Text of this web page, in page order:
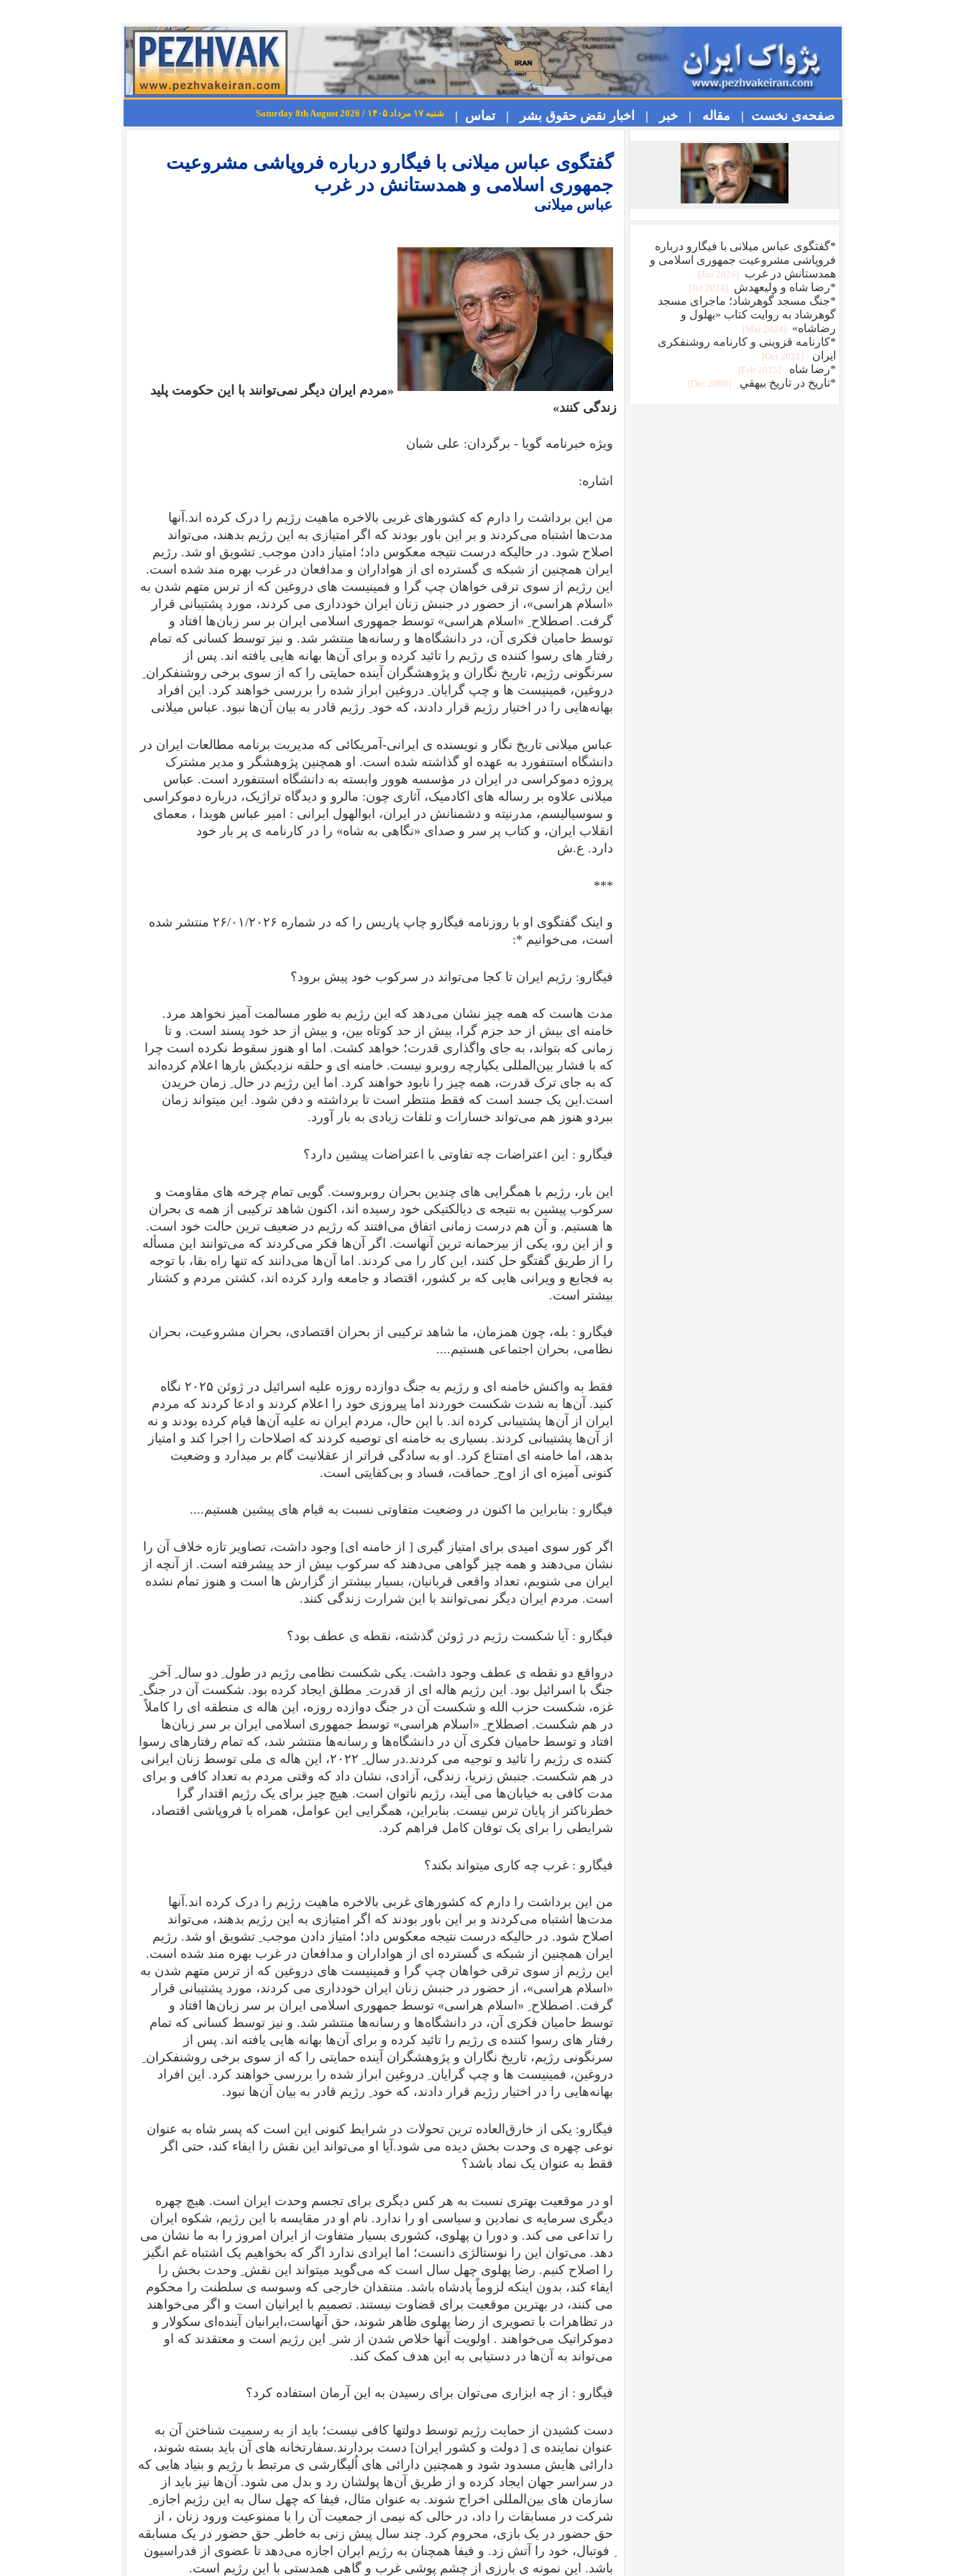
صفحه‌ی نخست | مقاله | خبر | اخبار نقض حقوق بشر | تماس | شنبه ۱۷ مرداد ۱۴۰۵ / Saturday 8th August 2026
گفتگوی عباس میلانی با فیگارو درباره فروپاشی مشروعیت
جمهوری اسلامی و همدستانش در غرب
عباس میلانی
«مردم ایران دیگر نمی‌توانند با این حکومت پلید
زندگی کنند»
ویژه خبرنامه گویا - برگردان: علی شبان
اشاره:
من این برداشت را دارم که کشورهای غربی بالاخره ماهیت رژیم را درک کرده اند.آنها
مدت‌ها اشتباه می‌کردند و بر این باور بودند که اگر امتیازی به این رژیم بدهند، می‌تواند
اصلاح شود. در حالیکه درست نتیجه معکوس داد؛ امتیاز دادن موجب ِ تشویق او شد. رژیم
ایران همچنین از شبکه ی گسترده ای از هواداران و مدافعان در غرب بهره مند شده است.
این رژیم از سوی ترقی خواهان چپ گرا و فمینیست های دروغین که از ترس متهم شدن به
«اسلام هراسی»، از حضور در جنبش زنان ایران خودداری می کردند، مورد پشتیبانی قرار
گرفت. اصطلاح ِ «اسلام هراسی» توسط جمهوری اسلامی ایران بر سر زبان‌ها افتاد و
توسط حامیان فکری آن، در دانشگاه‌ها و رسانه‌ها منتشر شد. و نیز توسط کسانی که تمام
رفتار های رسوا کننده ی رژیم را تائید کرده و برای آن‌ها بهانه هایی یافته اند. پس از
سرنگونی رژیم، تاریخ نگاران و پژوهشگران آینده حمایتی را که از سوی برخی روشنفکران ِ
دروغین، فمینیست ها و چپ گرایان ِ دروغین ابراز شده را بررسی خواهند کرد. این افراد
بهانه‌هایی را در اختیار رژیم قرار دادند، که خود ِ رژیم قادر به بیان آن‌ها نبود. عباس میلانی
عباس میلانی تاریخ نگار و نویسنده ی ایرانی-آمریکائی که مدیریت برنامه مطالعات ایران در
دانشگاه استنفورد به عهده او گذاشته شده است. او همچنین پژوهشگر و مدیر مشترک
پروژه دموکراسی در ایران در مؤسسه هوور وابسته به دانشگاه استنفورد است. عباس
میلانی علاوه بر رساله های اکادمیک، آثاری چون: مالرو و دیدگاه تراژیک، درباره دموکراسی
و سوسیالیسم، مدرنیته و دشمنانش در ایران، ابوالهول ایرانی : امیر عباس هویدا ، معمای
انقلاب ایران، و کتاب پر سر و صدای «نگاهی به شاه» را در کارنامه ی پر بار خود
دارد. ع.ش
***
و اینک گفتگوی او با روزنامه فیگارو چاپ پاریس را که در شماره ۲۶/۰۱/۲۰۲۶ منتشر شده
است، می‌خوانیم *:
فیگارو: رژیم ایران تا کجا می‌تواند در سرکوب خود پیش برود؟
مدت هاست که همه چیز نشان می‌دهد که این رژیم به طور مسالمت آمیز نخواهد مرد.
خامنه ای بیش از حد جزم گرا، بیش از حد کوتاه بین، و بیش از حد خود پسند است. و تا
زمانی که بتواند، به جای واگذاری قدرت؛ خواهد کشت. اما او هنوز سقوط نکرده است چرا
که با فشار بین‌المللی یکپارچه روبرو نیست. خامنه ای و حلقه نزدیکش بارها اعلام کرده‌اند
که به جای ترک قدرت، همه چیز را نابود خواهند کرد. اما این رژیم در حال ِ زمان خریدن
است.این یک جسد است که فقط منتظر است تا برداشته و دفن شود. این میتواند زمان
ببردو هنوز هم می‌تواند خسارات و تلفات زیادی به بار آورد.
فیگارو : این اعتراضات چه تفاوتی با اعتراضات پیشین دارد؟
این بار، رژیم با همگرایی های چندین بحران روبروست. گویی تمام چرخه های مقاومت و
سرکوب پیشین به نتیجه ی دیالکتیکی خود رسیده اند، اکنون شاهد ترکیبی از همه ی بحران
ها هستیم. و آن هم درست زمانی اتفاق می‌افتند که رژیم در ضعیف ترین حالت خود است.
و از این رو، یکی از بیرحمانه ترین آنهاست. اگر آن‌ها فکر می‌کردند که می‌توانند این مسأله
را از طریق گفتگو حل کنند، این کار را می کردند. اما آن‌ها می‌دانند که تنها راه بقا، با توجه
به فجایع و ویرانی هایی که بر کشور، اقتصاد و جامعه وارد کرده اند، کشتن مردم و کشتار
بیشتر است.
فیگارو : بله، چون همزمان، ما شاهد ترکیبی از بحران اقتصادی، بحران مشروعیت، بحران
نظامی، بحران اجتماعی هستیم....
فقط به واکنش خامنه ای و رژیم به جنگ دوازده روزه علیه اسرائیل در ژوئن ۲۰۲۵ نگاه
کنید. آن‌ها به شدت شکست خوردند اما پیروزی خود را اعلام کردند و ادعا کردند که مردم
ایران از آن‌ها پشتیبانی کرده اند. با این حال، مردم ایران نه علیه آن‌ها قیام کرده بودند و نه
از آن‌ها پشتیبانی کردند. بسیاری به خامنه ای توصیه کردند که اصلاحات را اجرا کند و امتیاز
بدهد، اما خامنه ای امتناع کرد. او به سادگی فراتر از عقلانیت گام بر میدارد و وضعیت
کنونی آمیزه ای از اوج ِ حماقت، فساد و بی‌کفایتی است.
فیگارو : بنابراین ما اکنون در وضعیت متفاوتی نسبت به قیام های پیشین هستیم....
اگر کور سوی امیدی برای امتیاز گیری [ از خامنه ای] وجود داشت، تصاویر تازه خلاف آن را
نشان می‌دهند و همه چیز گواهی می‌دهند که سرکوب بیش از حد پیشرفته است. از آنچه از
ایران می شنویم، تعداد واقعی قربانیان، بسیار بیشتر از گزارش ها است و هنوز تمام نشده
است. مردم ایران دیگر نمی‌توانند با این شرارت زندگی کنند.
فیگارو : آیا شکست رژیم در ژوئن گذشته، نقطه ی عطف بود؟
در‌واقع دو نقطه ی عطف وجود داشت. یکی شکست نظامی رژیم در طول ِ دو سال ِ آخر ِ
جنگ با اسرائیل بود. این رژیم هاله ای از قدرت ِ مطلق ایجاد کرده بود. شکست آن در جنگ ِ
غزه، شکست حزب الله و شکست آن در جنگ دوازده روزه، این هاله ی منطقه ای را کاملاً
در هم شکست. اصطلاح ِ «اسلام هراسی» توسط جمهوری اسلامی ایران بر سر زبان‌ها
افتاد و توسط حامیان فکری آن در دانشگاه‌ها و رسانه‌ها منتشر شد، که تمام رفتارهای رسوا
کننده ی رژیم را تائید و توجیه می کردند.در سال ِ ۲۰۲۲، این هاله ی ملی توسط زنان ایرانی
در هم شکست. جنبش زنريا، زندگی، آزادی، نشان داد که وقتی مردم به تعداد کافی و برای
مدت کافی به خیابان‌ها می آیند، رژیم ناتوان است. هیچ چیز برای یک رژیم اقتدار گرا
خطرناکتر از پایان ترس نیست. بنابراین، همگرایی این عوامل، همراه با فروپاشی اقتصاد،
شرایطی را برای یک توفان کامل فراهم کرد.
فیگارو : غرب چه کاری میتواند بکند؟
من این برداشت را دارم که کشورهای غربی بالاخره ماهیت رژیم را درک کرده اند.آنها
مدت‌ها اشتباه می‌کردند و بر این باور بودند که اگر امتیازی به این رژیم بدهند، می‌تواند
اصلاح شود. در حالیکه درست نتیجه معکوس داد؛ امتیاز دادن موجب ِ تشویق او شد. رژیم
ایران همچنین از شبکه ی گسترده ای از هواداران و مدافعان در غرب بهره مند شده است.
این رژیم از سوی ترقی خواهان چپ گرا و فمینیست های دروغین که از ترس متهم شدن به
«اسلام هراسی»، از حضور در جنبش زنان ایران خودداری می کردند، مورد پشتیبانی قرار
گرفت. اصطلاح ِ «اسلام هراسی» توسط جمهوری اسلامی ایران بر سر زبان‌ها افتاد و
توسط حامیان فکری آن، در دانشگاه‌ها و رسانه‌ها منتشر شد. و نیز توسط کسانی که تمام
رفتار های رسوا کننده ی رژیم را تائید کرده و برای آن‌ها بهانه هایی یافته اند. پس از
سرنگونی رژیم، تاریخ نگاران و پژوهشگران آینده حمایتی را که از سوی برخی روشنفکران ِ
دروغین، فمینیست ها و چپ گرایان ِ دروغین ابراز شده را بررسی خواهند کرد. این افراد
بهانه‌هایی را در اختیار رژیم قرار دادند، که خود ِ رژیم قادر به بیان آن‌ها نبود.
فیگارو: یکی از خارق‌العاده ترین تحولات در شرایط کنونی این است که پسر شاه به عنوان
نوعی چهره ی وحدت بخش دیده می شود.آیا او می‌تواند این نقش را ایفاء کند، حتی اگر
فقط به عنوان یک نماد باشد؟
او در موقعیت بهتری نسبت به هر کس دیگری برای تجسم وحدت ایران است. هیچ چهره
دیگری سرمایه ی نمادین و سیاسی او را ندارد. نام او در مقایسه با این رژیم، شکوه ایران
را تداعی می کند. و دورا ن پهلوی، کشوری بسیار متفاوت از ایران امروز را به ما نشان می
دهد. می‌توان این را نوستالژی دانست؛ اما ایرادی ندارد اگر که بخواهیم یک اشتباه غم انگیز
را اصلاح کنیم. رضا پهلوی چهل سال است که می‌گوید میتواند این نقش ِ وحدت بخش را
ایفاء کند، بدون اینکه لزوماً پادشاه باشد. منتقدان خارجی که وسوسه ی سلطنت را محکوم
می کنند، در بهترین موقعیت برای قضاوت نیستند. تصمیم با ایرانیان است و اگر می‌خواهند
در تظاهرات با تصویری از رضا پهلوی ظاهر شوند، حق آنهاست،ایرانیان آینده‌ای سکولار و
دموکراتیک می‌خواهند . اولویت آنها خلاص شدن از شر ِ این رژیم است و معتقدند که او
می‌تواند به آن‌ها در دستیابی به این هدف کمک کند.
فیگارو : از چه ابزاری می‌توان برای رسیدن به این آرمان استفاده کرد؟
دست کشیدن از حمایت رژیم توسط دولتها کافی نیست؛ باید از به رسمیت شناختن آن به
عنوان نماینده ی [ دولت و کشور ایران] دست بردارند.سفارتخانه های آن باید بسته شوند،
دارائی هایش مسدود شود و همچنین دارائی های اُلیگارشی ی مرتبط با رژیم و بنیاد هایی که
در سراسر جهان ایجاد کرده و از طریق آن‌ها پولشان رد و بدل می شود. آن‌ها نیز باید از
سازمان های بین‌المللی اخراج شوند. به عنوان مثال، فیفا که چهل سال به این رژیم اجازه ِ
شرکت در مسابقات را داد، در حالی که نیمی از جمعیت آن را با ممنوعیت ورود زنان ، از
حق حضور در یک بازی، محروم کرد. چند سال پیش زنی به خاطر ِ حق حضور در یک مسابقه
ِ فوتبال، خود را آتش زد. و فیفا همچنان به رژیم ایران اجازه می‌دهد تا عضوی از فدراسیون
باشد. این نمونه ی بارزی از چشم پوشی غرب و گاهی همدستی با این رژیم است.
*گفتگوی عباس میلانی با فیگارو درباره
فروپاشی مشروعیت جمهوری اسلامی و
همدستانش در غرب
[2026 Jan]
*رضا شاه و ولیعهدش [2024 Jul]
*جنگ مسجد گوهرشاد؛ ماجرای مسجد
گوهرشاد به روایت کتاب «بهلول و
رضاشاه»
[2024 Mar]
*کارنامه قزوینی و کارنامه روشنفکری
ایران
[2021 Oct]
*رضا شاه [2015 Feb]
*تاريخ در تاريخ بيهقي [2008 Dec]